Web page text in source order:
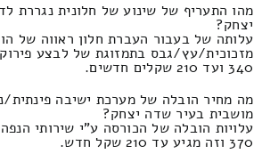
מהו התעריף של שינוע של חלונית נגררת
יצחק?
עלותה של בעבור העברת חלון ראווה של
מזכוכית/עץ/גבס בתמזוגת של לבצע
340 ועד 210 שקלים חדשים.
מה מחיר הובלה של מערכת ישיבה פינתית/
מושבית בעיר שדה יצחק?
עלויות הובלה של הכורסה ע"י שירותי
370 וזה מגיע עד 210 שקל חדש.